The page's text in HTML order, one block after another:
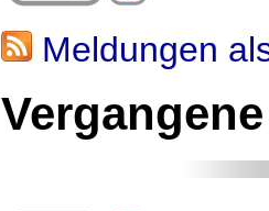
Meldungen